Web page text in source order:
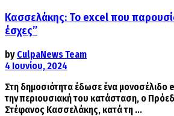
Κασσελάκης: Το excel που
έσχες”
by CulpaNews Team
4 Ιουνίου, 2024
Στη δημοσιότητα έδωσε ένα μονοσέλιδο
την περιουσιακή του κατάσταση, ο
Στέφανος Κασσελάκης, κατά τη ...